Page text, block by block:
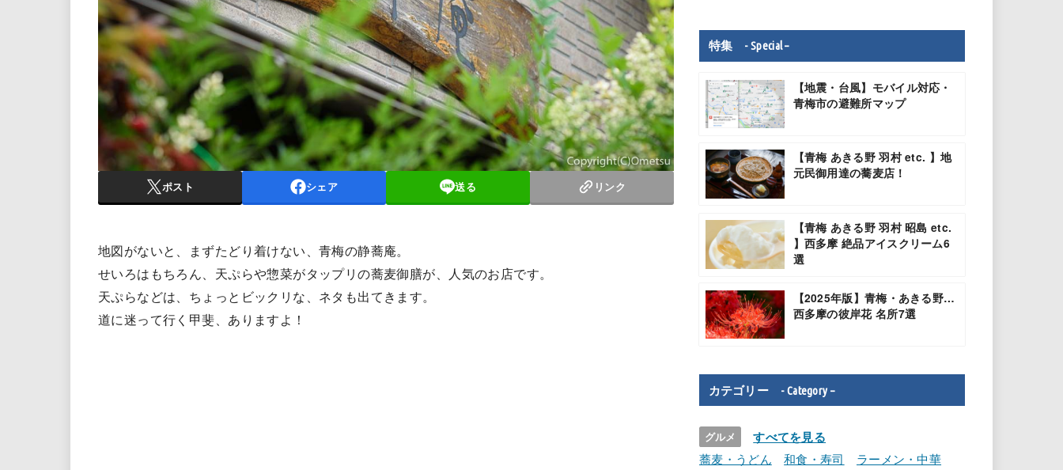
ポスト シェア 送る リンク
地図がないと、まずたどり着けない、青梅の静蕎庵。
せいろはもちろん、天ぷらや惣菜がタップリの蕎麦御膳が、人気のお店です。
天ぷらなどは、ちょっとビックリな、ネタも出てきます。
道に迷って行く甲斐、ありますよ！
特集 - Special –
【地震・台風】モバイル対応・
青梅市の避難所マップ
【青梅 あきる野 羽村 etc. 】地
元民御用達の蕎麦店！
【青梅 あきる野 羽村 昭島 etc.
】西多摩 絶品アイスクリーム6
選
【2025年版】青梅・あきる野…
西多摩の彼岸花 名所7選
カテゴリー - Category –
グルメ すべてを見る
蕎麦・うどん 和食・寿司
ラーメン・中華